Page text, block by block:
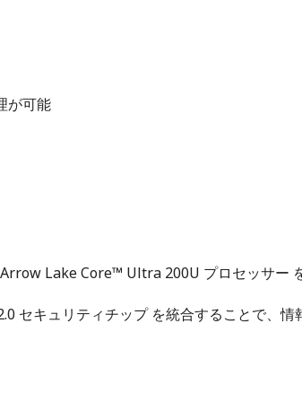
が可能
Lake Core™ Ultra 200U プロセッサー
セキュリティチップ を統合することで、